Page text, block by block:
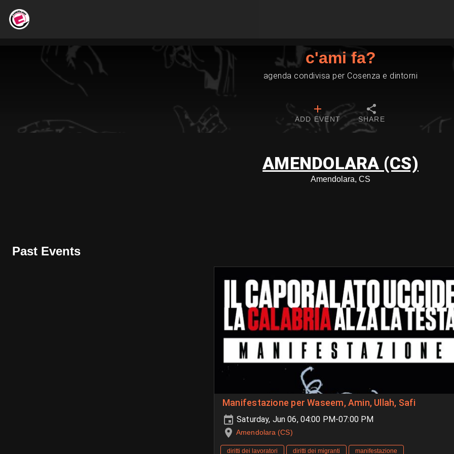
c'ami fa?
agenda condivisa per Cosenza e dintorni
ADD EVENT SHARE
AMENDOLARA (CS)
Amendolara, CS
Past Events
Manifestazione per Waseem, Amin, Ullah, Safi
Saturday, Jun 06, 04:00 PM-07:00 PM
Amendolara (CS)
diritti dei lavoratori diritti dei migranti manifestazione